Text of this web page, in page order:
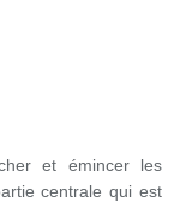
et émincer les
centrale qui est